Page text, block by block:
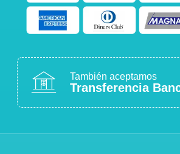
También aceptamos
Transferencia